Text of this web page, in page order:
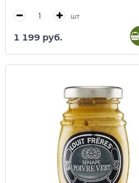
шт
1 199 руб.